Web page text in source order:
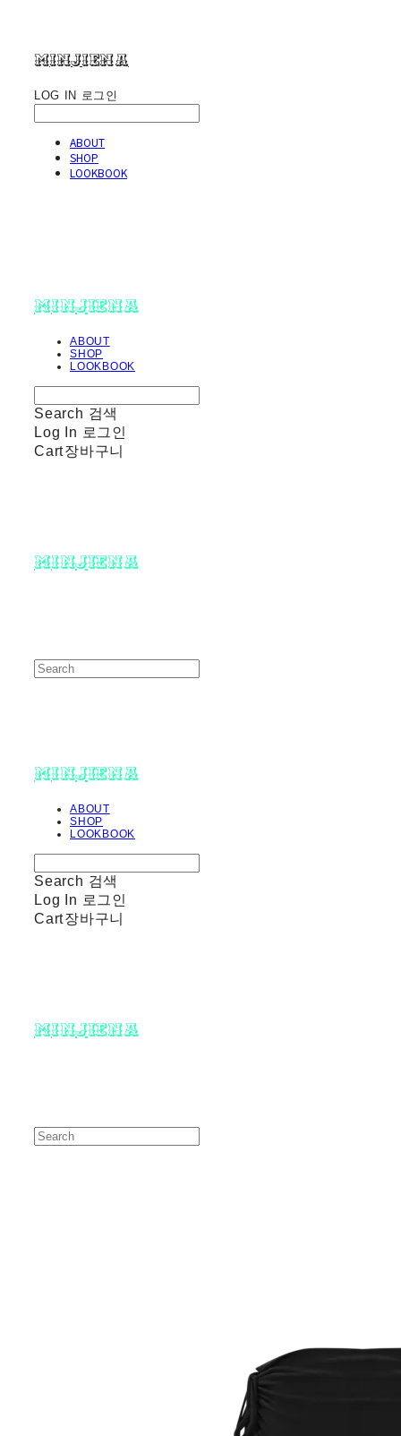
minjiena
LOG IN 로그인
ABOUT
SHOP
LOOKBOOK
minjiena
ABOUT
SHOP
LOOKBOOK
Search 검색
Log In 로그인
Cart장바구니
minjiena
minjiena
ABOUT
SHOP
LOOKBOOK
Search 검색
Log In 로그인
Cart장바구니
minjiena